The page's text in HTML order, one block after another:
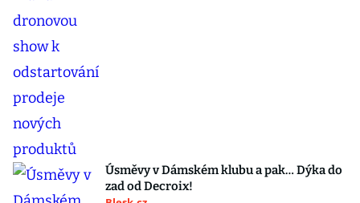
Úsměvy v Dámském klubu a pak… Dýka do
zad od Decroix!